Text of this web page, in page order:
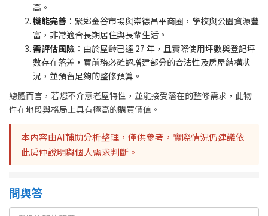
高。
機能完善 ：緊鄰金谷市場與崇德昌平商圈，學校與公園資源豐
富，非常適合長期居住與長輩生活。
需評估風險 ：由於屋齡已達 27 年，且實際使用坪數與登記坪
數存在落差，買前務必確認增建部分的合法性及房屋結構狀
況，並預留足夠的整修預算。
總體而言，若您不介意老屋特性，並能接受潛在的整修需求，此物
件在地段與格局上具有極高的購買價值。
本內容由AI輔助分析整理，僅供參考，實際情況仍建議依
此房仲說明與個人需求判斷。
問與答